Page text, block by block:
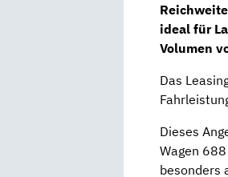
Reichweite
ideal für
Volumen
Das
Dieses
Wagen
besonders